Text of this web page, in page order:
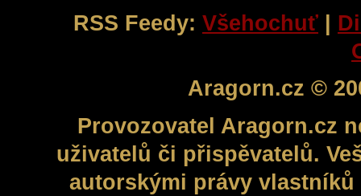
RSS Feedy: Všehochuť |
Aragorn.cz ©
Provozovatel Aragorn.cz
uživatelů či přispěvatelů.
autorskými právy